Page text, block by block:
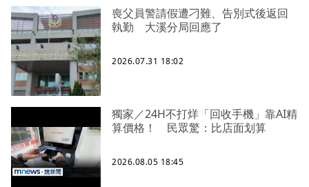
喪父員警請假遭刁難、告別式後返回
執勤 大溪分局回應了
2026.07.31 18:02
獨家／24H不打烊「回收手機」靠AI精
算價格！ 民眾驚：比店面划算
2026.08.05 18:45